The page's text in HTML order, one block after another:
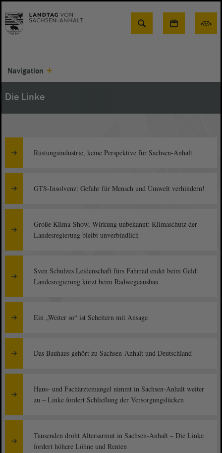
Suche
Navigation
Die Linke
Rüstungsindustrie, keine Perspektive für Sachsen-Anhalt
GTS-Insolvenz: Gefahr für Mensch und Umwelt verhindern!
Große Klima-Show, Wirkung unbekannt: Klimaschutz der
Landesregierung bleibt unverbindlich
Sven Schulzes Leidenschaft fürs Fahrrad endet beim Geld:
Landesregierung kürzt beim Radwegeausbau
Ein „Weiter so“ ist Scheitern mit Ansage
Das Bauhaus gehört zu Sachsen-Anhalt und Deutschland
Haus- und Fachärztemangel nimmt in Sachsen-Anhalt weiter
zu – Linke fordert Schließung der Versorgungslücken
Tausenden droht Altersarmut in Sachsen-Anhalt – Die Linke
fordert höhere Löhne und Renten